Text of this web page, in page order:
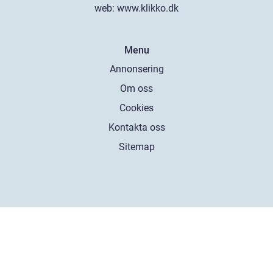
web: www.klikko.dk
Menu
Annonsering
Om oss
Cookies
Kontakta oss
Sitemap